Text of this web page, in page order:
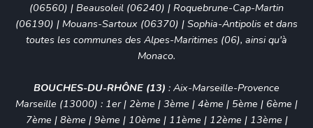
(06560) | Beausoleil (06240) | Roquebrune-Cap-Martin
(06190) | Mouans-Sartoux (06370) | Sophia-Antipolis et dans
toutes les communes des Alpes-Maritimes (06), ainsi qu'à
Monaco.
BOUCHES-DU-RHÔNE (13) : Aix-Marseille-Provence
Marseille (13000) : 1er| 2ème | 3ème | 4ème | 5ème | 6ème |
7ème | 8ème | 9ème | 10ème | 11ème | 12ème | 13ème |